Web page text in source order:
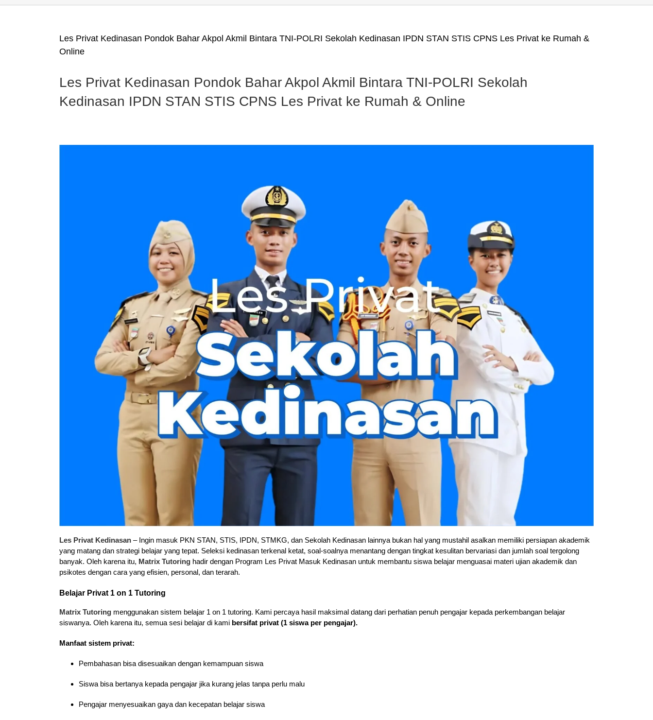
Les Privat Kedinasan Pondok Bahar Akpol Akmil Bintara TNI-POLRI Sekolah Kedinasan IPDN STAN STIS CPNS Les Privat ke Rumah &
Online
Les Privat Kedinasan Pondok Bahar Akpol Akmil Bintara TNI-POLRI Sekolah
Kedinasan IPDN STAN STIS CPNS Les Privat ke Rumah & Online
Les Privat Kedinasan– Ingin masuk PKN STAN, STIS, IPDN, STMKG, dan Sekolah Kedinasan lainnya bukan hal yang mustahil asalkan memiliki persiapan akademik
yang matang dan strategi belajar yang tepat. Seleksi kedinasan terkenal ketat, soal-soalnya menantang dengan tingkat kesulitan bervariasi dan jumlah soal tergolong
banyak. Oleh karena itu, Matrix Tutoringhadir dengan Program Les Privat Masuk Kedinasan untuk membantu siswa belajar menguasai materi ujian akademik dan
psikotes dengan cara yang efisien, personal, dan terarah.
Belajar Privat 1 on 1 Tutoring
Matrix Tutoringmenggunakan sistem belajar 1 on 1 tutoring. Kami percaya hasil maksimal datang dari perhatian penuh pengajar kepada perkembangan belajar
siswanya. Oleh karena itu, semua sesi belajar di kami bersifat privat (1 siswa per pengajar).
Manfaat sistem privat:
Pembahasan bisa disesuaikan dengan kemampuan siswa
Siswa bisa bertanya kepada pengajar jika kurang jelas tanpa perlu malu
Pengajar menyesuaikan gaya dan kecepatan belajar siswa